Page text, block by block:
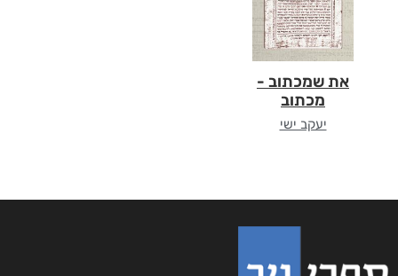
את שמכתוב -
מכתוב
יעקב ישי